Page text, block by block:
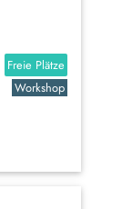
Freie Plätze
Workshop